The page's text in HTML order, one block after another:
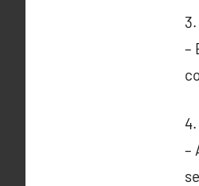
–
–